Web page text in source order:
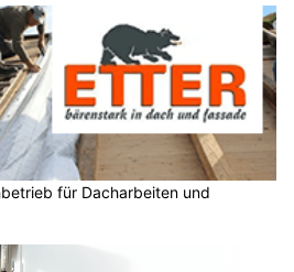
für Dacharbeiten und